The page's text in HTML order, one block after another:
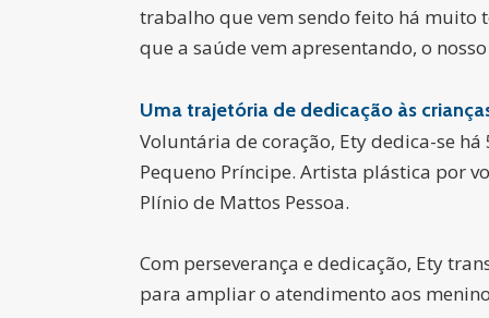
trabalho que vem sendo feito há muito
que a saúde vem apresentando, o
Uma trajetória de dedicação às
Voluntária de coração, Ety dedica-se
Pequeno Príncipe. Artista plástica por
Plínio de Mattos Pessoa.
Com perseverança e dedicação, Ety
para ampliar o atendimento aos